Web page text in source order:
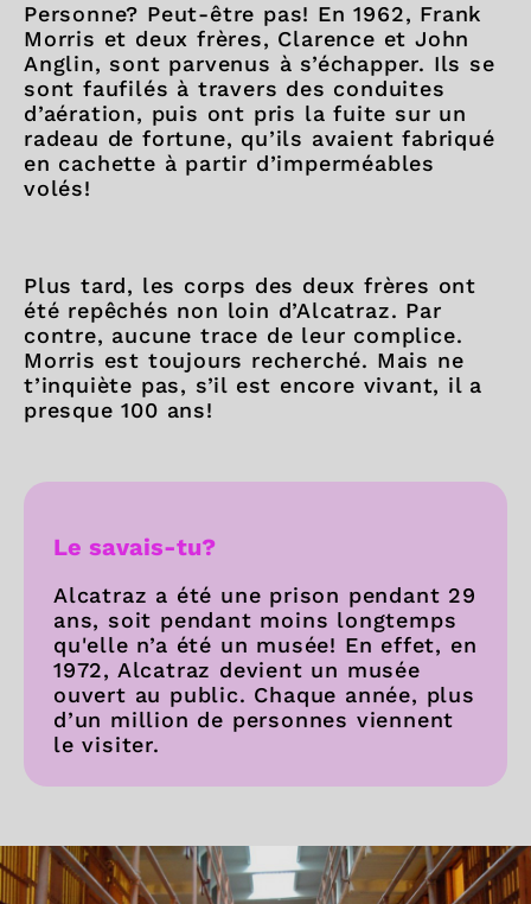
Personne? Peut-être pas! En 1962, Frank
Morris et deux frères, Clarence et John
Anglin, sont parvenus à s’échapper. Ils se
sont faufilés à travers des conduites
d’aération, puis ont pris la fuite sur un
radeau de fortune, qu’ils avaient fabriqué
en cachette à partir d’imperméables
volés!
Plus tard, les corps des deux frères ont
été repêchés non loin d’Alcatraz. Par
contre, aucune trace de leur complice.
Morris est toujours recherché. Mais ne
t’inquiète pas, s’il est encore vivant, il a
presque 100 ans!
Le savais-tu?
Alcatraz a été une prison pendant 29
ans, soit pendant moins longtemps
qu'elle n’a été un musée! En effet, en
1972, Alcatraz devient un musée
ouvert au public. Chaque année, plus
d’un million de personnes viennent
le visiter.